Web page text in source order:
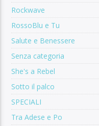
Rockwave
RossoBlu e Tu
Salute e Benessere
Senza categoria
She's a Rebel
Sotto il palco
SPECIALI
Tra Adese e Po